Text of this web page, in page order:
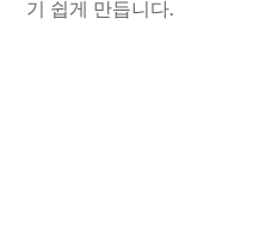
기 쉽게 만듭니다.